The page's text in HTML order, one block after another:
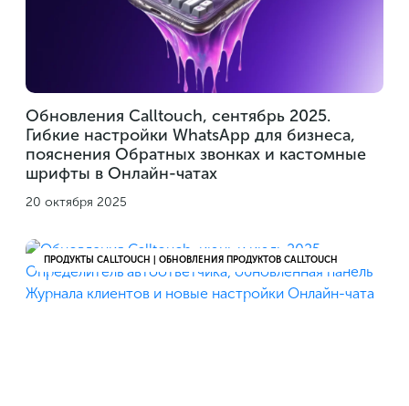
Обновления Calltouch, сентябрь 2025.
Гибкие настройки WhatsApp для бизнеса,
пояснения Обратных звонках и кастомные
шрифты в Онлайн-чатах
20 октября 2025
ПРОДУКТЫ CALLTOUCH | ОБНОВЛЕНИЯ ПРОДУКТОВ CALLTOUCH